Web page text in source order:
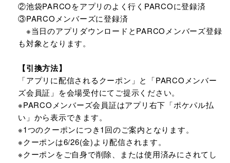
②池袋PARCOをアプリのよく行くPARCOに登録済
③PARCOメンバーズに登録済
※当日のアプリダウンロードとPARCOメンバーズ登録
も対象となります。
【引換方法】
「アプリに配信されるクーポン」と「PARCOメンバー
ズ会員証」を会場受付にてご提示ください。
※PARCOメンバーズ会員証はアプリ右下「ポケパル払
い」から表示できます。
※1つのクーポンにつき1回のご案内となります。
※クーポンは6/26(金)より配信されます。
※クーポンをご自身で削除、または使用済みにされてし